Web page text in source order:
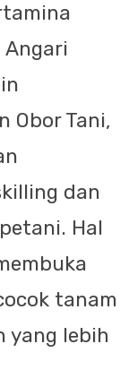
Angari
Obor Tani,
dan
Hal
tanam
yang lebih